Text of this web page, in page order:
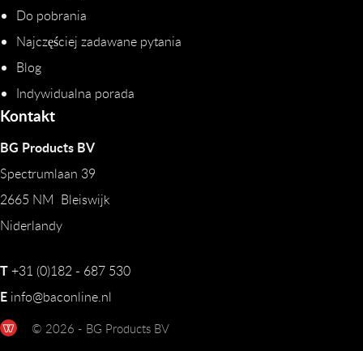
Do pobrania
Najczęściej zadawane pytania
Blog
Indywidualna porada
Kontakt
BG Products BV
Spectrumlaan 39
2665 NM Bleiswijk
Niderlandy
T+31 (0)182 - 687 530
E info@baconline.nl
© 2026 - BG Products BV